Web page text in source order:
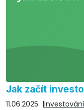
Jak začít
11.06.2025
Investování